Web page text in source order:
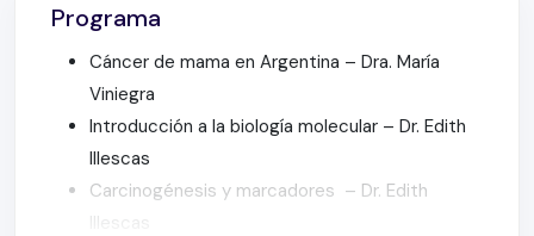
Programa
Cáncer de mama en Argentina – Dra. María
Viniegra
Introducción a la biología molecular – Dr. Edith
Illescas
Carcinogénesis y marcadores – Dr. Edith
Illescas